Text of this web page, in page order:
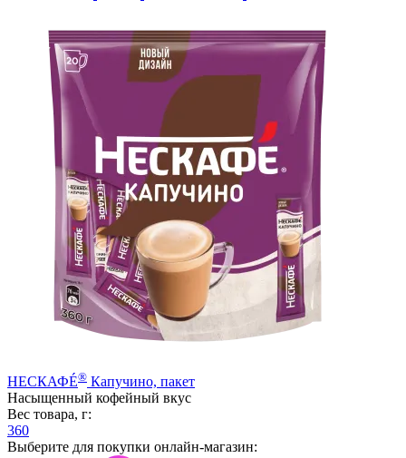
НЕСКАФÉ® Капучино, пакет
Насыщенный кофейный вкус
Вес товара, г:
360
Выберите для покупки онлайн-магазин: